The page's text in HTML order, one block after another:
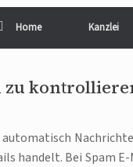
Home Kanzlei
zu
handelt. Bei Spam